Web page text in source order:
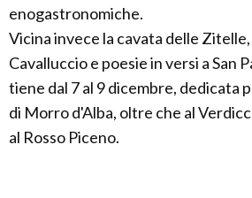
enogastronomiche.
Vicina invece la cavata delle Zitelle,
Cavalluccio e poesie in versi a San
tiene dal 7 al 9 dicembre, dedicata
di Morro d'Alba, oltre che al
al Rosso Piceno.